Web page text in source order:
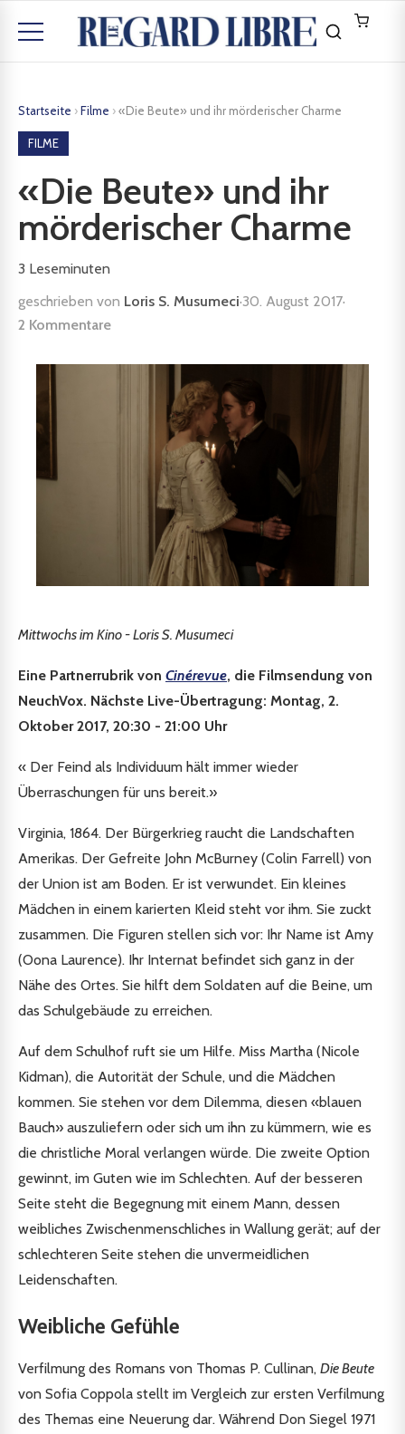
Startseite ›Filme ›«Die Beute» und ihr mörderischer Charme
FILME
«Die Beute» und ihr
mörderischer Charme
3 Leseminuten
geschrieben von Loris S. Musumeci·30. August 2017·
2 Kommentare
Mittwochs im Kino - Loris S. Musumeci
Eine Partnerrubrik von Cinérevue, die Filmsendung von
NeuchVox. Nächste Live-Übertragung: Montag, 2.
Oktober 2017, 20:30 - 21:00 Uhr
« Der Feind als Individuum hält immer wieder
Überraschungen für uns bereit.»
Virginia, 1864. Der Bürgerkrieg raucht die Landschaften
Amerikas. Der Gefreite John McBurney (Colin Farrell) von
der Union ist am Boden. Er ist verwundet. Ein kleines
Mädchen in einem karierten Kleid steht vor ihm. Sie zuckt
zusammen. Die Figuren stellen sich vor: Ihr Name ist Amy
(Oona Laurence). Ihr Internat befindet sich ganz in der
Nähe des Ortes. Sie hilft dem Soldaten auf die Beine, um
das Schulgebäude zu erreichen.
Auf dem Schulhof ruft sie um Hilfe. Miss Martha (Nicole
Kidman), die Autorität der Schule, und die Mädchen
kommen. Sie stehen vor dem Dilemma, diesen «blauen
Bauch» auszuliefern oder sich um ihn zu kümmern, wie es
die christliche Moral verlangen würde. Die zweite Option
gewinnt, im Guten wie im Schlechten. Auf der besseren
Seite steht die Begegnung mit einem Mann, dessen
weibliches Zwischenmenschliches in Wallung gerät; auf der
schlechteren Seite stehen die unvermeidlichen
Leidenschaften.
Weibliche Gefühle
Verfilmung des Romans von Thomas P. Cullinan, Die Beute
von Sofia Coppola stellt im Vergleich zur ersten Verfilmung
des Themas eine Neuerung dar. Während Don Siegel 1971